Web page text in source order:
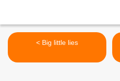
< Big little lies